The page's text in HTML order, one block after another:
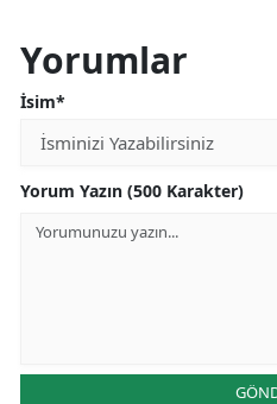
Yorumlar
İsim*
Yorum Yazın (500 Karakter)